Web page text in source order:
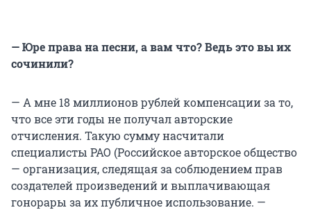
— Юре права на песни, а вам что? Ведь это вы их
сочинили?
— А мне 18 миллионов рублей компенсации за то,
что все эти годы не получал авторские
отчисления. Такую сумму насчитали
специалисты РАО (Российское авторское общество
— организация, следящая за соблюдением прав
создателей произведений и выплачивающая
гонорары за их публичное использование. —